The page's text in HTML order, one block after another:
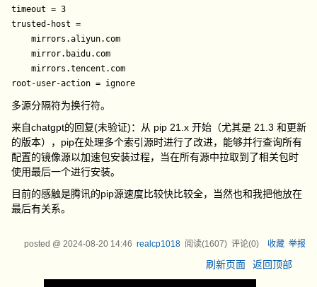
timeout = 3
trusted-host =
    mirrors.aliyun.com
    mirror.baidu.com
    mirrors.tencent.com
多源分隔符为换行符。
来自chatgpt的回复(未验证)：从 pip 21.x 开始（尤其是 21.3 和更新
的版本），pip在处理多个索引源时进行了改进，能够并行查询所有
配置的镜像源以加速包安装过程，当在所有源中拉取到了相关包时
使用最后一个进行安装。
目前的感触是腾讯的pip源速度比较快比较全，当然也和我把他放在
最后有关系。
posted @ 2024-08-20 14:46 realcp1018阅读(1607) 评论(0) 收藏 举报
刷新页面 返回顶部